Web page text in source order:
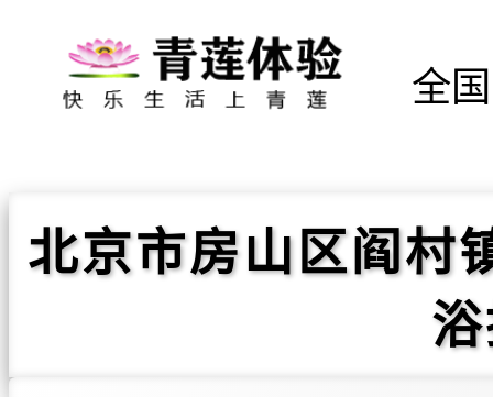
全国
北京市房山区阎村